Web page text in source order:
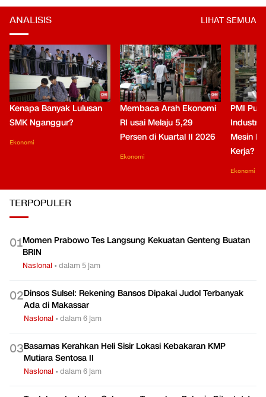
ANALISIS LIHAT SEMUA
Kenapa Banyak Lulusan
SMK Nganggur?
Ekonomi
Membaca Arah Ekonomi
RI usai Melaju 5,29
Persen di Kuartal II 2026
Ekonomi
PMI
Industri
Mesin
Kerja?
Ekonomi
TERPOPULER
01Momen Prabowo Tes Langsung Kekuatan Genteng Buatan
BRIN
Nasional •dalam 5 jam
02Dinsos Sulsel: Rekening Bansos Dipakai Judol Terbanyak
Ada di Makassar
Nasional •dalam 6 jam
03Basarnas Kerahkan Heli Sisir Lokasi Kebakaran KMP
Mutiara Sentosa II
Nasional •dalam 6 jam